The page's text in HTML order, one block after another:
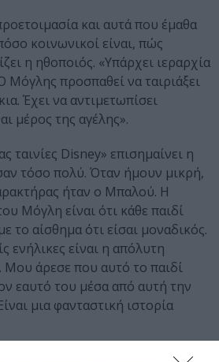
και αυτά που έμαθα
κοινωνικοί είναι, πώς
η ηθοποιός. «Υπάρχει ιεραρχία
Μόγλης προσπαθεί να ταιριάξει
Έχει να αντιμετωπίσει
μέρος της αγέλης».
ταινίες Disney» επισημαίνει η
τόσο πολύ. Όταν ήμουν μικρή,
ήταν ο Μπαλού. Η
Μόγλη είναι ότι κάθε παιδί
το αίσθημα ότι είσαι μοναδικός.
ενήλικες είναι η απόλυτη
Μου άρεσε που αυτό το παιδί
εαυτό του μέσα από αυτή την
μια φανταστική ιστορία